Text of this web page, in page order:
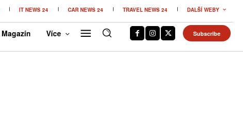
IT NEWS 24 CAR NEWS 24 TRAVEL NEWS 24 DALŠÍ WEBY
Magazín Více Subscribe